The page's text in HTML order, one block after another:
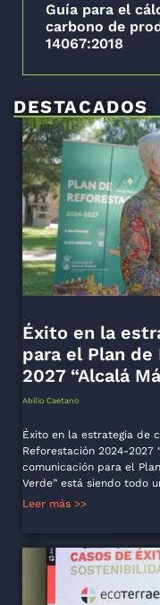
Guía para el
carbono de
14067:2018
Éxito en la
para el Plan
2027 “Alcalá
Abilio Caetano
Éxito en la estrategia de
Reforestación 2024-2027
comunicación para el
Verde” está siendo todo
Leer más >>
DESTACADOS